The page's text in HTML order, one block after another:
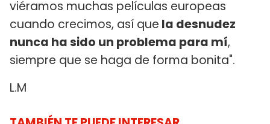
viéramos muchas películas europeas
cuando crecimos, así que la desnudez
nunca ha sido un problema para mí,
siempre que se haga de forma bonita".
L.M